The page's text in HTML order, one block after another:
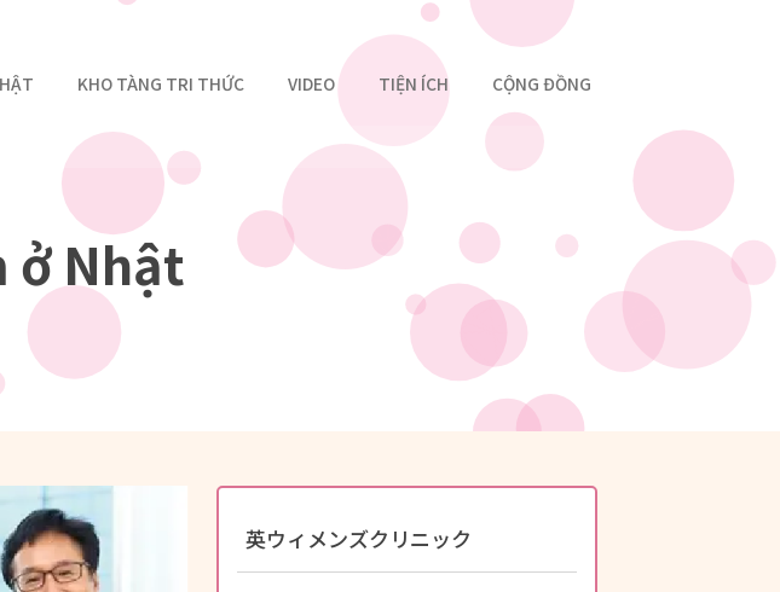
KHO TÀNG TRI THỨC VIDEO TIỆN ÍCH CỘNG ĐỒNG
ở Nhật
英ウィメンズクリニック